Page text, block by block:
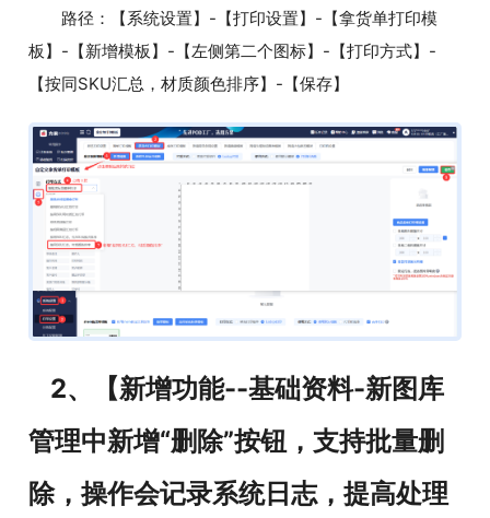
路径：【系统设置】-【打印设置】-【拿货单打印模
板】-【新增模板】-【左侧第二个图标】-【打印方式】-
【按同SKU汇总，材质颜色排序】-【保存】
2、【新增功能--基础资料-新图库
管理中新增“删除”按钮，支持批量删
除，操作会记录系统日志，提高处理